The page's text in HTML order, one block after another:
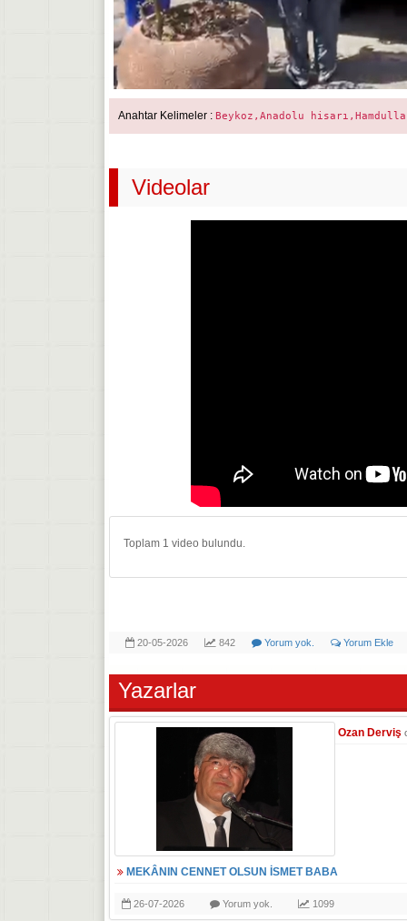
Anahtar Kelimeler : Beykoz,Anadolu
Videolar
Toplam 1 video bulundu.
20-05-2026 842 Yorum yok. Yorum Ekle
Yazarlar
Ozan Derviş
MEKÂNIN CENNET OLSUN İSMET BABA
26-07-2026 Yorum yok. 1099